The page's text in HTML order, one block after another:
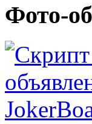
Фото-